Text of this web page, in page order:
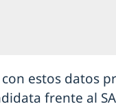
estos datos
frente al